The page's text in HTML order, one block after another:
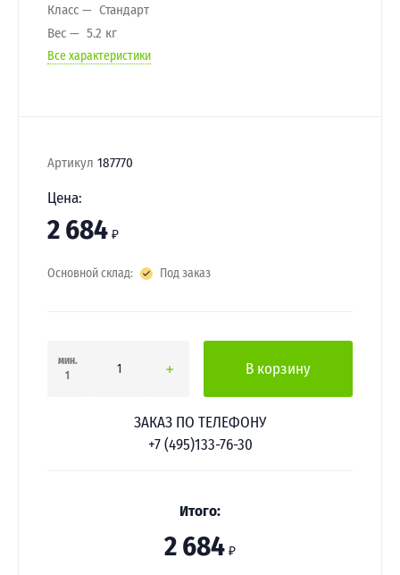
Класс
Стандарт
Вес
5.2 кг
Все характеристики
Артикул 187770
Цена:
2 684 ₽
Основной склад: Под заказ
мин.
1
В корзину
ЗАКАЗ ПО ТЕЛЕФОНУ
+7 (495)133-76-30
Итого:
2 684 ₽